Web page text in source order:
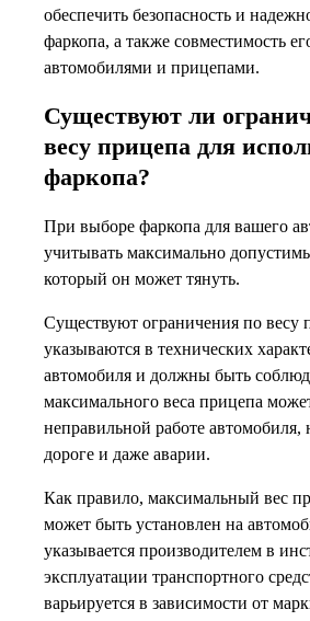
обеспечить безопасность и
фаркопа, а также совместимость
автомобилями и прицепами.
Существуют ли
весу прицепа для
фаркопа?
При выборе фаркопа для вашего
учитывать максимально
который он может тянуть.
Существуют ограничения по весу
указываются в технических
автомобиля и должны быть
максимального веса прицепа
неправильной работе автомобиля,
дороге и даже аварии.
Как правило, максимальный вес
может быть установлен на
указывается производителем в
эксплуатации транспортного
варьируется в зависимости от